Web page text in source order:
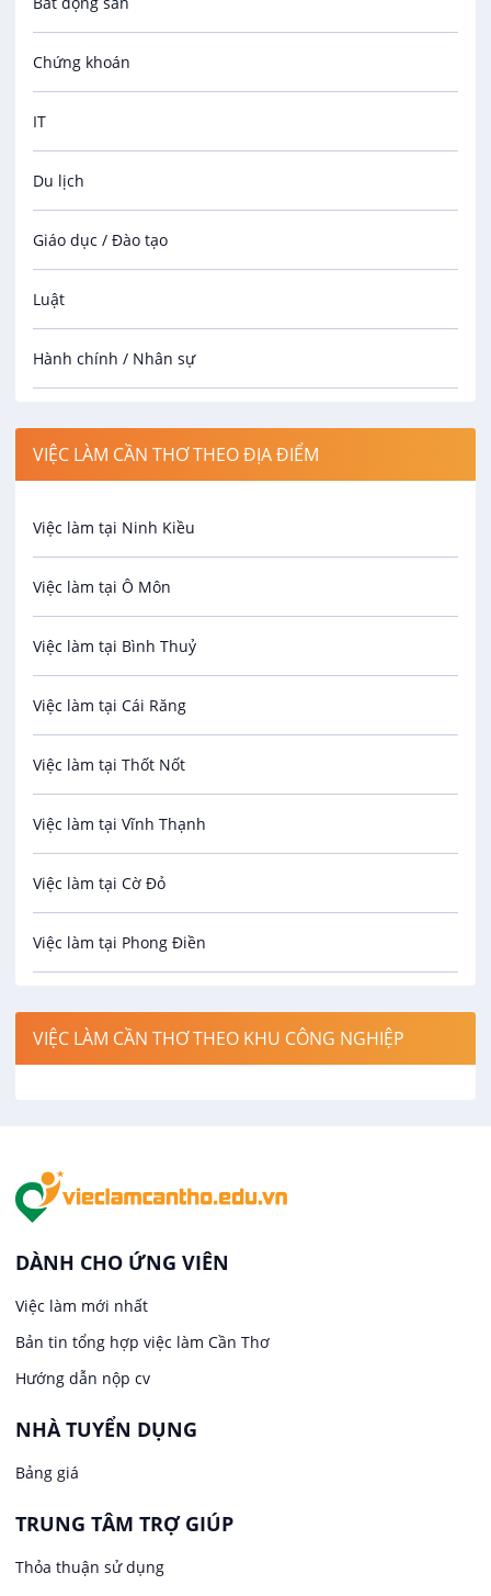
Chứng khoán
IT
Du lịch
Giáo dục / Đào tạo
Luật
Hành chính / Nhân sự
Spa
Bảo Vệ
An toàn lao động
Bảo hiểm
Biên phiên dịch
Bưu chính viễn thông
Cơ khí
Công nghệ sinh học
Công nghệ thực phẩm
Điện / Điện tử / Điện lạnh
Hàng hải / Hàng không
In ấn / Xuất bản
Kế toán
Lái xe
Lao Động Phổ Thông
Lễ tân
May mặc
VIỆC LÀM CẦN THƠ THEO ĐỊA ĐIỂM
Việc làm tại Ninh Kiều
Việc làm tại Ô Môn
Việc làm tại Bình Thuỷ
Việc làm tại Cái Răng
Việc làm tại Thốt Nốt
Việc làm tại Vĩnh Thạnh
Việc làm tại Cờ Đỏ
Việc làm tại Phong Điền
Việc làm tại Cái Khế
Việc làm tại An Bình
Việc làm tại Long Tuyền
Việc làm tại Hưng Phú
Việc làm tại Phước Thới
Việc làm tại Thới Long
Việc làm tại Trung Nhất
VIỆC LÀM CẦN THƠ THEO KHU CÔNG NGHIỆP
DÀNH CHO ỨNG VIÊN
Việc làm mới nhất
Bản tin tổng hợp việc làm Cần Thơ
Hướng dẫn nộp cv
NHÀ TUYỂN DỤNG
Bảng giá
TRUNG TÂM TRỢ GIÚP
Thỏa thuận sử dụng